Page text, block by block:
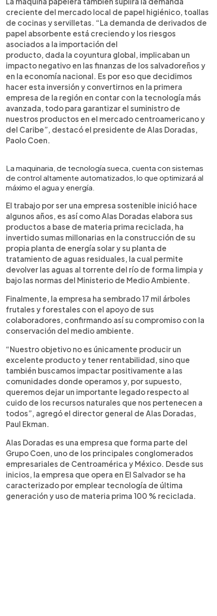
creciente del mercado local de papel higiénico, toallas
de cocinas y servilletas. “La demanda de derivados de
papel absorbente está creciendo y los riesgos
asociados a la importación del
producto, dada la coyuntura global, implicaban un
impacto negativo en las finanzas de los salvadoreños y
en la economía nacional. Es por eso que decidimos
hacer esta inversión y convertirnos en la primera
empresa de la región en contar con la tecnología más
avanzada, todo para garantizar el suministro de
nuestros productos en el mercado centroamericano y
del Caribe”, destacó el presidente de Alas Doradas,
Paolo Coen.
La maquinaria, de tecnología sueca, cuenta con sistemas
de control altamente automatizados, lo que optimizará al
máximo el agua y energía.
El trabajo por ser una empresa sostenible inició hace
algunos años, es así como Alas Doradas elabora sus
productos a base de materia prima reciclada, ha
invertido sumas millonarias en la construcción de su
propia planta de energía solar y su planta de
tratamiento de aguas residuales, la cual permite
devolver las aguas al torrente del río de forma limpia y
bajo las normas del Ministerio de Medio Ambiente.
Finalmente, la empresa ha sembrado 17 mil árboles
frutales y forestales con el apoyo de sus
colaboradores, confirmando así su compromiso con la
conservación del medio ambiente.
“Nuestro objetivo no es únicamente producir un
excelente producto y tener rentabilidad, sino que
también buscamos impactar positivamente a las
comunidades donde operamos y, por supuesto,
queremos dejar un importante legado respecto al
cuido de los recursos naturales que nos pertenecen a
todos”, agregó el director general de Alas Doradas,
Paul Ekman.
Alas Doradas es una empresa que forma parte del
Grupo Coen, uno de los principales conglomerados
empresariales de Centroamérica y México. Desde sus
inicios, la empresa que opera en El Salvador se ha
caracterizado por emplear tecnología de última
generación y uso de materia prima 100 % reciclada.